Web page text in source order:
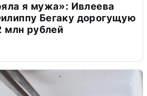
я мужа»: Ивлеева
Бегаку дорогущую
млн рублей